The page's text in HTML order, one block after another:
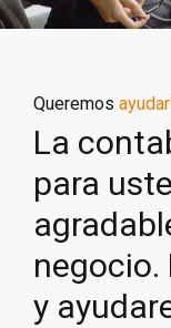
Queremos
La
para
negocio.
y